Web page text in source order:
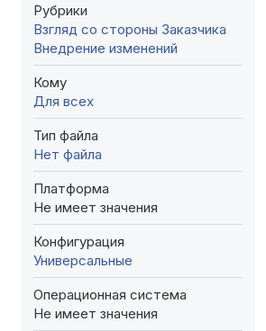
Рубрики
Взгляд со стороны Заказчика
Внедрение изменений
Кому
Для всех
Тип файла
Нет файла
Платформа
Не имеет значения
Конфигурация
Универсальные
Операционная система
Не имеет значения